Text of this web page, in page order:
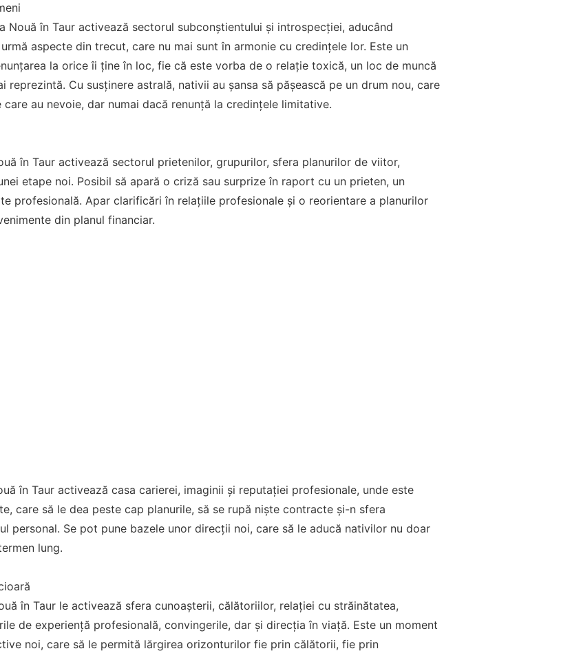
Nouă în Taur activează sectorul subconștientului și introspecției, aducând
aspecte din trecut, care nu mai sunt în armonie cu credințele lor. Este un
la orice îi ține în loc, fie că este vorba de o relație toxică, un loc de muncă
reprezintă. Cu susținere astrală, nativii au șansa să pășească pe un drum nou, care
au nevoie, dar numai dacă renunță la credințele limitative.
în Taur activează sectorul prietenilor, grupurilor, sfera planurilor de viitor,
etape noi. Posibil să apară o criză sau surprize în raport cu un prieten, un
profesională. Apar clarificări în relațiile profesionale și o reorientare a planurilor
din planul financiar.
în Taur activează casa carierei, imaginii și reputației profesionale, unde este
care să le dea peste cap planurile, să se rupă niște contracte și-n sfera
personal. Se pot pune bazele unor direcții noi, care să le aducă nativilor nu doar
lung.
în Taur le activează sfera cunoașterii, călătoriilor, relației cu străinătatea,
de experiență profesională, convingerile, dar și direcția în viață. Este un moment
noi, care să le permită lărgirea orizonturilor fie prin călătorii, fie prin